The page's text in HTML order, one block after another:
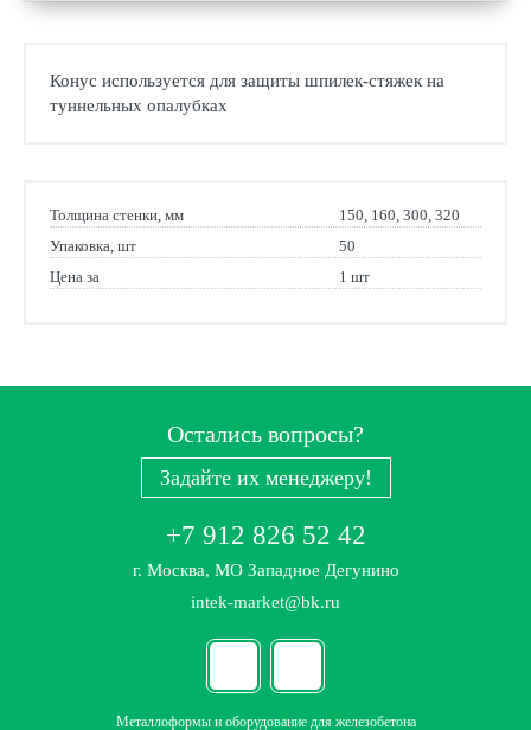
Конус используется для защиты шпилек-стяжек на
туннельных опалубках
Толщина стенки, мм
150, 160, 300, 320
Упаковка, шт
50
Цена за
1 шт
Остались вопросы?
Задайте их менеджеру!
+7 912 826 52 42
г. Москва, МО Западное Дегунино
intek-market@bk.ru
Металлоформы и оборудование для железобетона